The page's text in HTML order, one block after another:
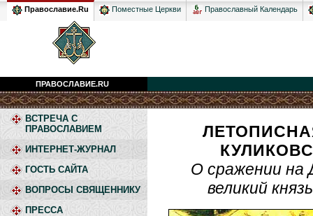
Православие.Ru Поместные Церкви Православный Календарь
ПРАВОСЛАВИЕ.RU
ВСТРЕЧА С
ПРАВОСЛАВИЕМ
ИНТЕРНЕТ-ЖУРНАЛ
ГОСТЬ САЙТА
ВОПРОСЫ СВЯЩЕННИКУ
ПРЕССА
О сражении на
великий